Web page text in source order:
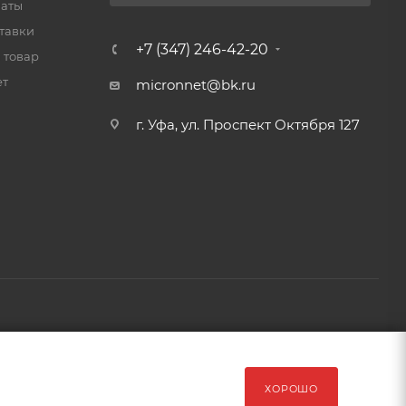
товар
+7 (347) 246-42-20
micronnet@bk.ru
г. Уфа, ул. Проспект Октября 127
ХОРОШО